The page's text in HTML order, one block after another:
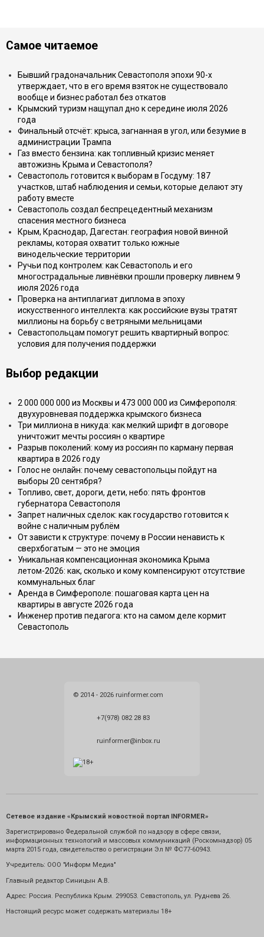
Самое читаемое
Бывший градоначальник Севастополя эпохи 90-х
утверждает, что в его время взяток не существовало
вообще и бизнес работал без откатов
Крымский туризм нащупал дно к середине июля 2026
года
Финальный отсчёт: крыса, загнанная в угол, или безумие в
администрации Трампа
Газ вместо бензина: как топливный кризис меняет
автожизнь Крыма и Севастополя?
Севастополь готовится к выборам в Госдуму: 187
участков, штаб наблюдения и семьи, которые делают эту
работу вместе
Севастополь создал беспрецедентный механизм
спасения местного бизнеса
Крым, Краснодар, Дагестан: география новой винной
рекламы, которая охватит только южные
винодельческие территории
Ручьи под контролем: как Севастополь и его
многострадальные ливнёвки прошли проверку ливнем 9
июля 2026 года
Проверка на антиплагиат диплома в эпоху
искусственного интеллекта: как российские вузы тратят
миллионы на борьбу с ветряными мельницами
Севастопольцам помогут решить квартирный вопрос:
условия для получения поддержки
Выбор редакции
2 000 000 000 из Москвы и 473 000 000 из Симферополя:
двухуровневая поддержка крымского бизнеса
Три миллиона в никуда: как мелкий шрифт в договоре
уничтожит мечты россиян о квартире
Разрыв поколений: кому из россиян по карману первая
квартира в 2026 году
Голос не онлайн: почему севастопольцы пойдут на
выборы 20 сентября?
Топливо, свет, дороги, дети, небо: пять фронтов
губернатора Севастополя
Запрет наличных сделок: как государство готовится к
войне с наличным рублём
От зависти к структуре: почему в России ненависть к
сверхбогатым — это не эмоция
Уникальная компенсационная экономика Крыма
летом-2026: как, сколько и кому компенсируют отсутствие
коммунальных благ
Аренда в Симферополе: пошаговая карта цен на
квартиры в августе 2026 года
Инженер против педагога: кто на самом деле кормит
Севастополь
© 2014 - 2026 ruinformer.com
+7(978) 082 28 83
ruinformer@inbox.ru
Сетевое издание «Крымский новостной портал INFORMER»
Зарегистрировано Федеральной службой по надзору в сфере связи,
информационных технологий и массовых коммуникаций (Роскомнадзор) 05
марта 2015 года, свидетельство о регистрации Эл № ФС77-60943.
Учредитель: ООО "Информ Медиа"
Главный редактор Синицын А.В.
Адрес: Россия. Республика Крым. 299053. Севастополь, ул. Руднева 26.
Настоящий ресурс может содержать материалы 18+